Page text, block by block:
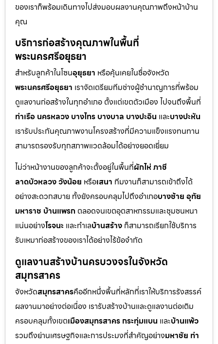
ของเราก็พร้อมเดินทางไปส่งมอบผลงานคุณภาพถึงหน้าบ้าน
คุณ
บริการก่อสร้างคุณภาพในพื้นที่
พระนครศรีอยุธยา
สำหรับลูกค้าในโซนอุยุธยา หรือคุ้นเคยในชื่อจังหวัด
พระนครศรีอยุธยา เราจัดเตรียมทีมช่างผู้ชำนาญการที่พร้อม
ดูแลงานก่อสร้างในทุกอำเภอ ตั้งแต่เขตตัวเมือง ไปจนถึงพื้นที่
ท่าเรือ นครหลวง บางไทร บางบาล บางปะอิน และบางปะหัน
เรารับประกันคุณภาพงานโครงสร้างที่มีความแข็งแรงทนทาน
สามารถรองรับทุกสภาพแวดล้อมได้อย่างยอดเยี่ยม
ไม่ว่าหน้างานของลูกค้าจะตั้งอยู่ในพื้นที่ผักไห่ ภาชี
ลาดบัวหลวง วังน้อย หรือเสนา ทีมงานก็สามารถเข้าถึงได้
อย่างสะดวกสบาย ทั้งยังครอบคลุมไปถึงอำเภอบางซ้าย อุทัย
มหาราช บ้านแพรก ตลอดจนเขตอุตสาหกรรมและชุมชนหนา
แน่นอย่างโรจนะ และทำเลบ้านสร้าง ก็สามารถเรียกใช้บริการ
รับเหมาก่อสร้างของเราได้อย่างไร้ข้อจำกัด
ดูแลงานสร้างบ้านครบวงจรในจังหวัด
สมุทรสาคร
จังหวัดสมุทรสาครคืออีกหนึ่งพื้นที่หลักที่เราให้บริการรังสรรค์
ผลงานมาอย่างต่อเนื่อง เรารับสร้างบ้านและดูแลงานต่อเติม
ครอบคลุมทั้งเขตเมืองสมุทรสาคร กระทุ่มแบน และบ้านแพ้ว
รวมถึงย่านเศรษฐกิจและการประมงที่สำคัญอย่างมหาชัย ท่า